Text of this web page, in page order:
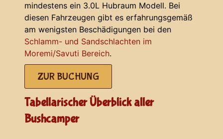
mindestens ein 3.0L Hubraum Modell. Bei
diesen Fahrzeugen gibt es erfahrungsgemäß
am wenigsten Beschädigungen bei den
Schlamm- und Sandschlachten im
Moremi/Savuti Bereich.
ZUR BUCHUNG
Tabellarischer Überblick aller
Bushcamper